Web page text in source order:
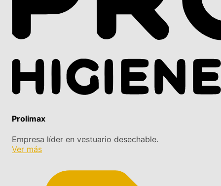
Prolimax
Empresa líder en vestuario desechable.
Ver más